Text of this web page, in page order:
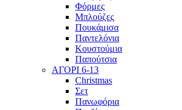
Φόρμες
Μπλούζες
Πουκάμισα
Παντελόνια
Κουστούμια
Παπούτσια
ΑΓΟΡΙ 6-13
Christmas
Σετ
Πανωφόρια